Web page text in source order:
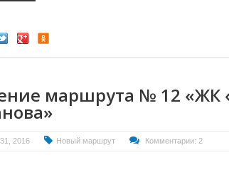
маршрута № 12 «ЖК
2016 Новый маршрут Комментарии: 2